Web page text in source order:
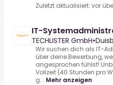
Zuletzt aktualisiert: vor
IT-
TECHLISTER GmbH•
Wir suchen dich als IT-
über deine Bewerbung,
angesprochen
Vollzeit (40 Stunden pro
g... Mehr anzeigen